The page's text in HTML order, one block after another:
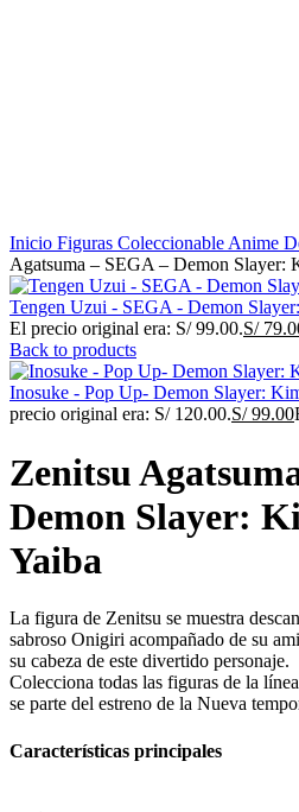
Inicio Figuras Coleccionable Anime
Agatsuma – SEGA – Demon Slayer:
Tengen Uzui - SEGA - Demon
El precio original era: S/ 99.00.S/
Back to products
Inosuke - Pop Up- Demon Slayer:
precio original era: S/ 120.00.S/99.00
Zenitsu
Demon Slayer:
Yaiba
La figura de Zenitsu se muestra
sabroso Onigiri acompañado de su
su cabeza de este divertido personaje.
Colecciona todas las figuras de la línea
se parte del estreno de la Nueva
Características principales